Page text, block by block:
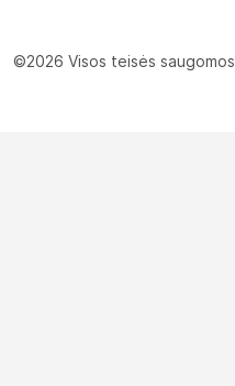
©2026 Visos teisės saugomos